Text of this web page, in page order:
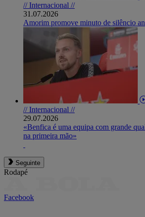
// Internacional //
31.07.2026
Amorim promove minuto de silêncio
// Internacional //
29.07.2026
«Benfica é uma equipa com grande
na primeira mão»
Seguinte
Rodapé
Facebook